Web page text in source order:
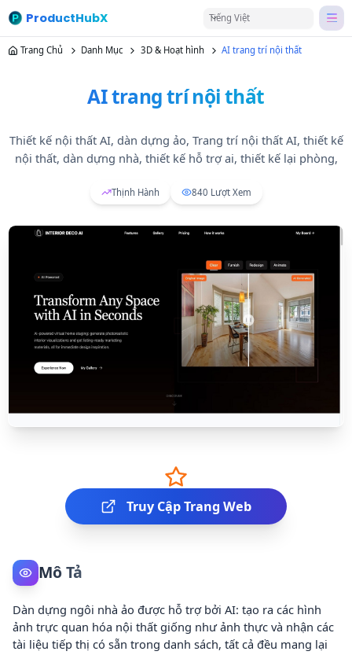
ProductHubX Tiếng Việt
Trang Chủ Danh Mục 3D & Hoạt hình AI trang trí nội thất
AI trang trí nội thất
Thiết kế nội thất AI, dàn dựng ảo, Trang trí nội thất AI, thiết kế
nội thất, dàn dựng nhà, thiết kế hỗ trợ ai, thiết kế lại phòng,
Thịnh Hành 840 Lượt Xem
Truy Cập Trang Web
Mô Tả
Dàn dựng ngôi nhà ảo được hỗ trợ bởi AI: tạo ra các hình
ảnh trực quan hóa nội thất giống như ảnh thực và nhận các
tài liệu tiếp thị có sẵn trong danh sách, tất cả đều mang lại